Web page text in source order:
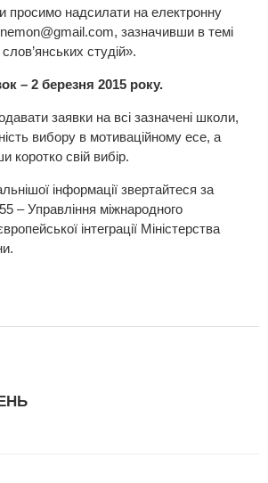
просимо надсилати на електронну
, зазначивши в темі
студій».
– 2 березня 2015 року.
заявки на всі зазначені школи,
вибору в мотиваційному есе, а
коротко свій вибір.
інформації звертайтеся за
– Управління міжнародного
інтеграції Міністерства